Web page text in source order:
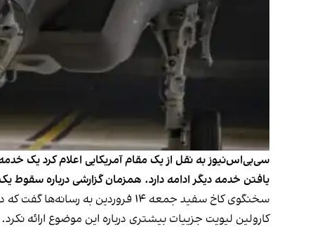
یافتن خدمه دیگر ادامه دارد. همزمان گزارشی درباره
سخنگوی کاخ سفید جمعه ۱۴ فروردین به رسانه‌ها گفت که دونالد ترامپ، رییس‌جمهوری ایالات متحده، در جریان گزارش‌ها درباره جنگنده آمریکایی سقوط کرده، قرار گرفته است.
کارولین لیویت جزییات بیشتری درباره این موضوع ارائه نکرد.